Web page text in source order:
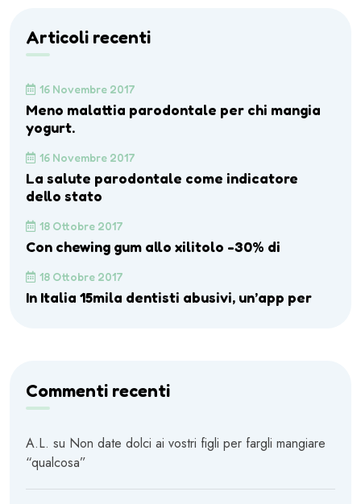
Articoli recenti
16 Novembre 2017
Meno malattia parodontale per chi mangia
yogurt.
16 Novembre 2017
La salute parodontale come indicatore
dello stato
18 Ottobre 2017
Con chewing gum allo xilitolo -30% di
18 Ottobre 2017
In Italia 15mila dentisti abusivi, un’app per
Commenti recenti
A.L. su Non date dolci ai vostri figli per fargli mangiare
“qualcosa”